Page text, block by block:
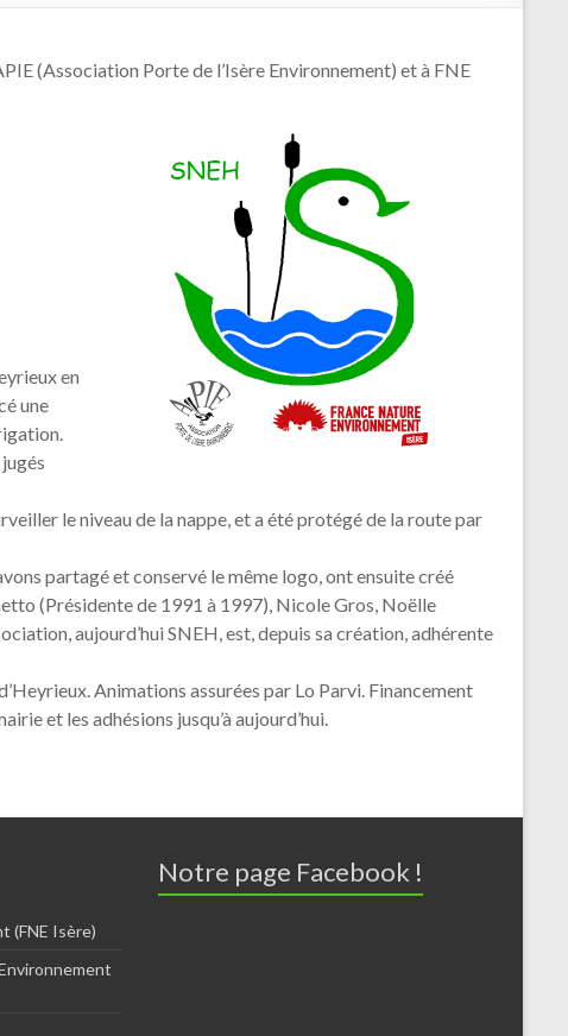
(Association Porte de l’Isère Environnement) et à FNE
en
une
le niveau de la nappe, et a été protégé de la route par
partagé et conservé le même logo, ont ensuite créé
(Présidente de 1991 à 1997), Nicole Gros, Noëlle
aujourd’hui SNEH, est, depuis sa création, adhérente
Animations assurées par Lo Parvi. Financement
et les adhésions jusqu’à aujourd’hui.
(FNE Isère)
Notre page Facebook !